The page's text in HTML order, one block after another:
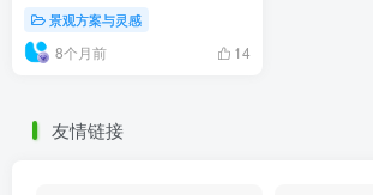
景观方案与灵感
8个月前 14
友情链接